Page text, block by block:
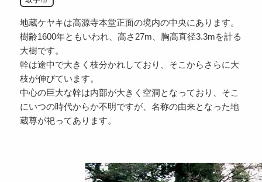
地蔵ケヤキは高源寺本堂正面の境内の中央にあります。
樹齢1600年ともいわれ、高さ27m、胸高直径3.3mを計る
大樹です。
幹は途中で大きく枝分かれしており、そこからさらに大
枝が伸びています。
中心の巨大な幹は内部が大きく空洞となっており、そこ
にいつの時代からか不明ですが、名称の由来となった地
蔵尊が祀ってあります。